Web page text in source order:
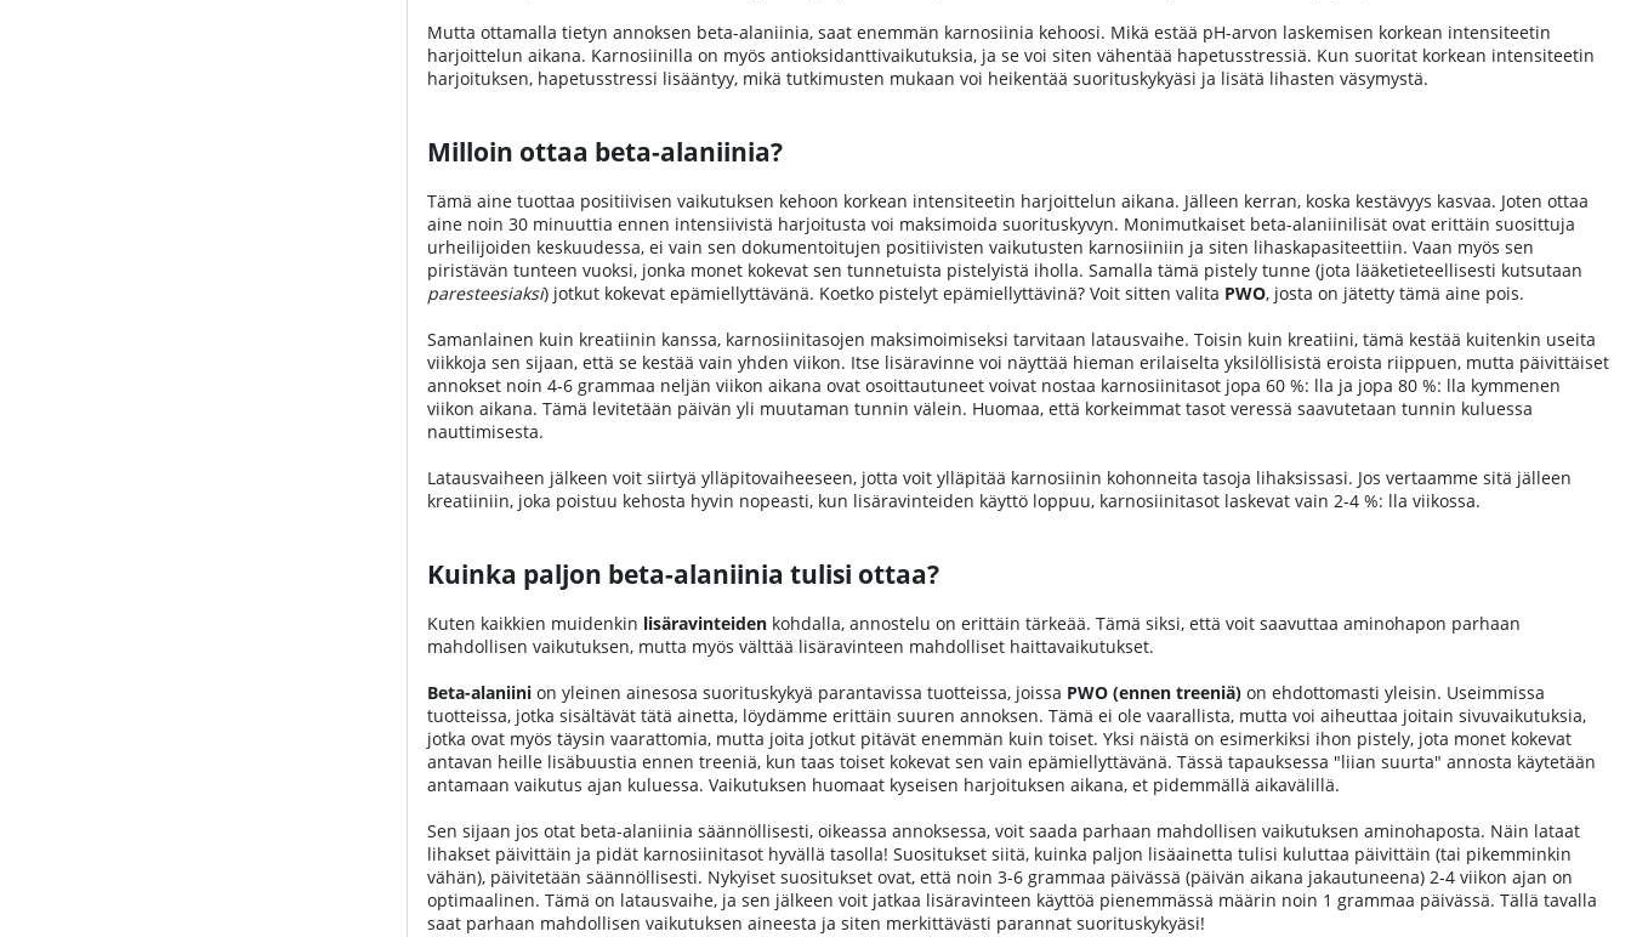
Mutta ottamalla tietyn annoksen beta-alaniinia, saat enemmän karnosiinia kehoosi. Mikä estää pH-arvon laskemisen korkean intensiteetin
harjoittelun aikana. Karnosiinilla on myös antioksidanttivaikutuksia, ja se voi siten vähentää hapetusstressiä. Kun suoritat korkean intensiteetin
harjoituksen, hapetusstressi lisääntyy, mikä tutkimusten mukaan voi heikentää suorituskykyäsi ja lisätä lihasten väsymystä.
Milloin ottaa beta-alaniinia?
Tämä aine tuottaa positiivisen vaikutuksen kehoon korkean intensiteetin harjoittelun aikana. Jälleen kerran, koska kestävyys kasvaa. Joten ottaa
aine noin 30 minuuttia ennen intensiivistä harjoitusta voi maksimoida suorituskyvyn. Monimutkaiset beta-alaniinilisät ovat erittäin suosittuja
urheilijoiden keskuudessa, ei vain sen dokumentoitujen positiivisten vaikutusten karnosiiniin ja siten lihaskapasiteettiin. Vaan myös sen
piristävän tunteen vuoksi, jonka monet kokevat sen tunnetuista pistelyistä iholla. Samalla tämä pistely tunne (jota lääketieteellisesti kutsutaan
paresteesiaksi) jotkut kokevat epämiellyttävänä. Koetko pistelyt epämiellyttävinä? Voit sitten valita PWO, josta on jätetty tämä aine pois.
Samanlainen kuin kreatiinin kanssa, karnosiinitasojen maksimoimiseksi tarvitaan latausvaihe. Toisin kuin kreatiini, tämä kestää kuitenkin useita
viikkoja sen sijaan, että se kestää vain yhden viikon. Itse lisäravinne voi näyttää hieman erilaiselta yksilöllisistä eroista riippuen, mutta päivittäiset
annokset noin 4-6 grammaa neljän viikon aikana ovat osoittautuneet voivat nostaa karnosiinitasot jopa 60 %: lla ja jopa 80 %: lla kymmenen
viikon aikana. Tämä levitetään päivän yli muutaman tunnin välein. Huomaa, että korkeimmat tasot veressä saavutetaan tunnin kuluessa
nauttimisesta.
Latausvaiheen jälkeen voit siirtyä ylläpitovaiheeseen, jotta voit ylläpitää karnosiinin kohonneita tasoja lihaksissasi. Jos vertaamme sitä jälleen
kreatiiniin, joka poistuu kehosta hyvin nopeasti, kun lisäravinteiden käyttö loppuu, karnosiinitasot laskevat vain 2-4 %: lla viikossa.
Kuinka paljon beta-alaniinia tulisi ottaa?
Kuten kaikkien muidenkin lisäravinteiden kohdalla, annostelu on erittäin tärkeää. Tämä siksi, että voit saavuttaa aminohapon parhaan
mahdollisen vaikutuksen, mutta myös välttää lisäravinteen mahdolliset haittavaikutukset.
Beta-alaniini on yleinen ainesosa suorituskykyä parantavissa tuotteissa, joissa PWO (ennen treeniä) on ehdottomasti yleisin. Useimmissa
tuotteissa, jotka sisältävät tätä ainetta, löydämme erittäin suuren annoksen. Tämä ei ole vaarallista, mutta voi aiheuttaa joitain sivuvaikutuksia,
jotka ovat myös täysin vaarattomia, mutta joita jotkut pitävät enemmän kuin toiset. Yksi näistä on esimerkiksi ihon pistely, jota monet kokevat
antavan heille lisäbuustia ennen treeniä, kun taas toiset kokevat sen vain epämiellyttävänä. Tässä tapauksessa "liian suurta" annosta käytetään
antamaan vaikutus ajan kuluessa. Vaikutuksen huomaat kyseisen harjoituksen aikana, et pidemmällä aikavälillä.
Sen sijaan jos otat beta-alaniinia säännöllisesti, oikeassa annoksessa, voit saada parhaan mahdollisen vaikutuksen aminohaposta. Näin lataat
lihakset päivittäin ja pidät karnosiinitasot hyvällä tasolla! Suositukset siitä, kuinka paljon lisäainetta tulisi kuluttaa päivittäin (tai pikemminkin
vähän), päivitetään säännöllisesti. Nykyiset suositukset ovat, että noin 3-6 grammaa päivässä (päivän aikana jakautuneena) 2-4 viikon ajan on
optimaalinen. Tämä on latausvaihe, ja sen jälkeen voit jatkaa lisäravinteen käyttöä pienemmässä määrin noin 1 grammaa päivässä. Tällä tavalla
saat parhaan mahdollisen vaikutuksen aineesta ja siten merkittävästi parannat suorituskykyäsi!